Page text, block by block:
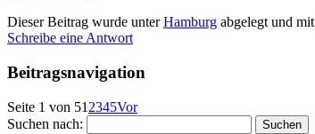
Dieser Beitrag wurde unterHamburg abgelegt und mit
Schreibe eine Antwort
Beitragsnavigation
Seite 1 von 51 2345Vor
Suchen nach: